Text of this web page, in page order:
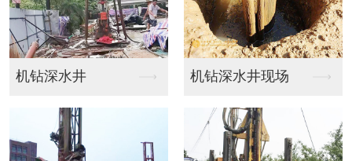
水塔
机钻深水井现场